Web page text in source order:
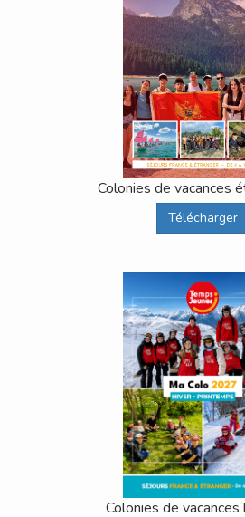
Colonies de vacances
Télécharger
Colonies de vacances